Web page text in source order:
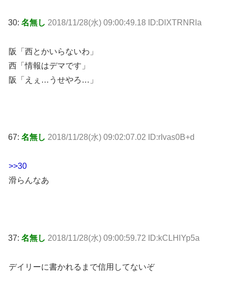
30: 名無し 2018/11/28(水) 09:00:49.18 ID:DlXTRNRla
阪「西とかいらないわ」
西「情報はデマです」
阪「えぇ…うせやろ…」
67: 名無し 2018/11/28(水) 09:02:07.02 ID:rIvas0B+d
>>30
滑らんなあ
37: 名無し 2018/11/28(水) 09:00:59.72 ID:kCLHlYp5a
デイリーに書かれるまで信用してないぞ